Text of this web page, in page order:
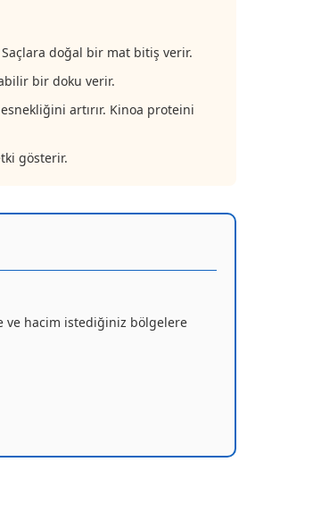
doğal bir mat bitiş verir.
bir doku verir.
artırır. Kinoa proteini
gösterir.
ve hacim istediğiniz bölgelere